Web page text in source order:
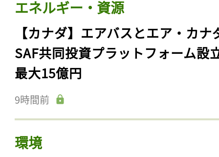
エネルギー・資源
【カナダ】エアバスとエア・カナ
SAF共同投資プラットフォーム設
最大15億円
9時間前
環境